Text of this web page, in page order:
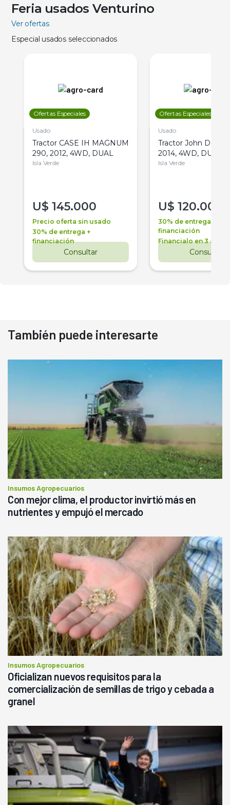
Feria usados Venturino
Ver ofertas
Especial usados seleccionados
Ofertas Especiales
Usado
Tractor CASE IH MAGNUM
290, 2012, 4WD, DUAL
Isla Verde
U$ 145.000
Precio oferta sin usado
30% de entrega +
financiación
Consultar
Ofertas Especiales
Usado
Tractor John Deere
2014, 4WD, DUAL
Isla Verde
U$ 120.000
30% de entrega +
financiación
Financialo en 3 años
Consultar
También puede interesarte
Insumos Agropecuarios
Con mejor clima, el productor invirtió más en
nutrientes y empujó el mercado
Insumos Agropecuarios
Oficializan nuevos requisitos para la
comercialización de semillas de trigo y cebada a
granel